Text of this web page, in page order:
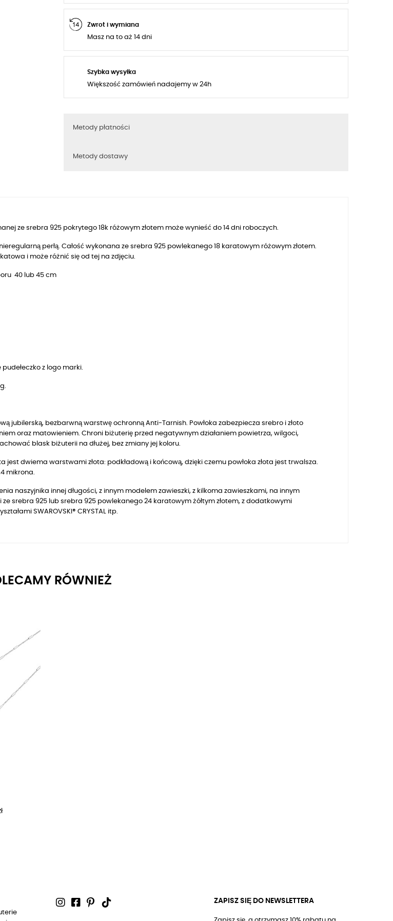
Zwrot i wymiana
Masz na to aż 14 dni
Szybka wysyłka
Większość zamówień nadajemy w 24h
Metody płatności
Metody dostawy
ze srebra 925 pokrytego 18k różowym złotem może wynieść do 14 dni roboczych.
perłą. Całość wykonana ze srebra 925 powlekanego 18 karatowym różowym złotem.
i może różnić się od tej na zdjęciu.
40 lub 45 cm
z logo marki.
jubilerską, bezbarwną warstwę ochronną Anti-Tarnish. Powłoka zabezpiecza srebro i złoto
oraz matowieniem. Chroni biżuterię przed negatywnym działaniem powietrza, wilgoci,
blask biżuterii na dłużej, bez zmiany jej koloru.
jest dwiema warstwami złota: podkładową i końcową, dzięki czemu powłoka złota jest trwalsza.
mikrona.
naszyjnika innej długości, z innym modelem zawieszki, z kilkoma zawieszkami, na innym
ze srebra 925 lub srebra 925 powlekanego 24 karatowym żółtym złotem, z dodatkowymi
SWAROVSKI® CRYSTAL itp.
RÓWNIEŻ
ZAPISZ SIĘ DO NEWSLETTERA